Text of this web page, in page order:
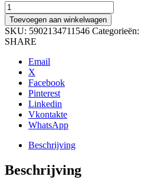
Nylon
Plug
16
x
80
10st
aantal
Toevoegen aan winkelwagen
SKU: 5902134711546 Categorieën:
SHARE
Email
X
Facebook
Pinterest
Linkedin
Vkontakte
WhatsApp
Beschrijving
Beschrijving